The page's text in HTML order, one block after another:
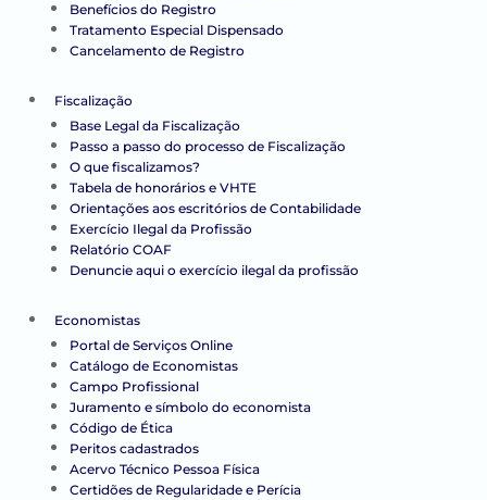
Benefícios do Registro
Tratamento Especial Dispensado
Cancelamento de Registro
Fiscalização
Base Legal da Fiscalização
Passo a passo do processo de Fiscalização
O que fiscalizamos?
Tabela de honorários e VHTE
Orientações aos escritórios de Contabilidade
Exercício Ilegal da Profissão
Relatório COAF
Denuncie aqui o exercício ilegal da profissão
Economistas
Portal de Serviços Online
Catálogo de Economistas
Campo Profissional
Juramento e símbolo do economista
Código de Ética
Peritos cadastrados
Acervo Técnico Pessoa Física
Certidões de Regularidade e Perícia